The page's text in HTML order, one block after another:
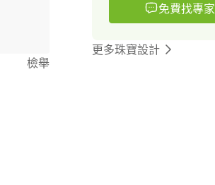
檢舉
免費找專家
更多珠寶設計